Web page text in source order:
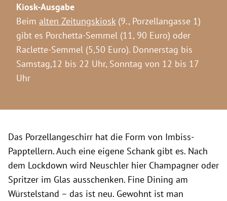
Kiosk-Ausgabe
Beim alten Zeitungskiosk (9., Porzellangasse 1)
gibt es Porchetta-Semmel (11, 90 Euro) oder
Raclette-Semmel (5,50 Euro). Donnerstag bis
Samstag,12 bis 22 Uhr, Sonntag von 12 bis 17
Uhr
Das Porzellangeschirr hat die Form von Imbiss-
Papptellern. Auch eine eigene Schank gibt es. Nach
dem Lockdown wird Neuschler hier Champagner oder
Spritzer im Glas ausschenken. Fine Dining am
Würstelstand – das ist neu. Gewohnt ist man